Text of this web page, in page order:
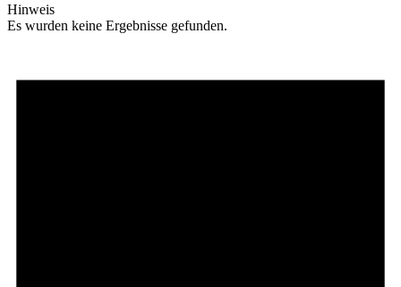
Hinweis
Es wurden keine Ergebnisse gefunden.